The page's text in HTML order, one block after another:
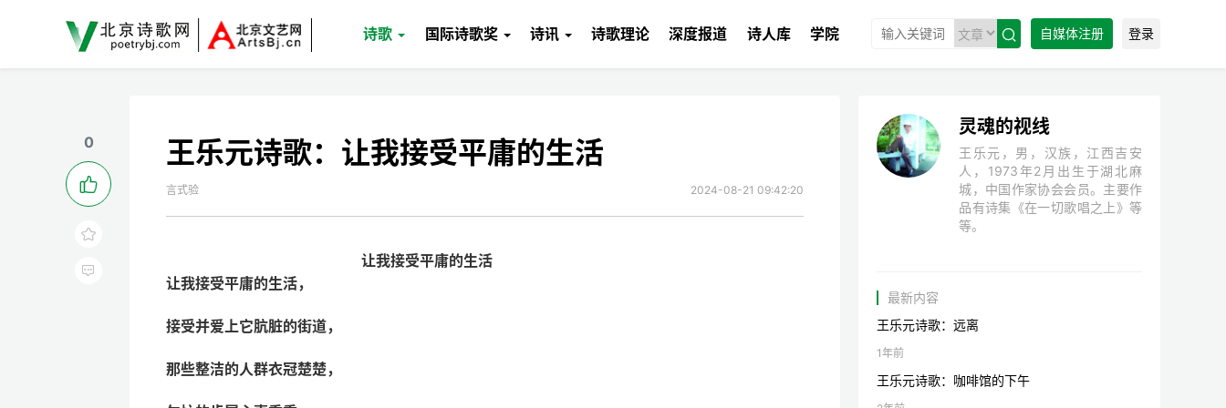
诗歌 国际诗歌奖 诗讯 诗歌理论 深度报道 诗人库 学院  自媒体注册 登录
0



王乐元诗歌：让我接受平庸的生活
言式验 2024-08-21 09:42:20
让我接受平庸的生活
让我接受平庸的生活，
接受并爱上它肮脏的街道，
那些整洁的人群衣冠楚楚，
灵魂的视线
王乐元，男，汉族，江西吉安
人，1973年2月出生于湖北麻
城，中国作家协会会员。主要作
品有诗集《在一切歌唱之上》等
等。
最新内容
王乐元诗歌：远离
1年前
王乐元诗歌：咖啡馆的下午